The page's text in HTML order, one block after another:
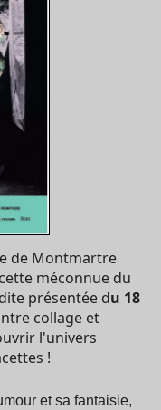
de Montmartre
méconnue du
présentée du 18
collage et
l'univers
!
et sa fantaisie,